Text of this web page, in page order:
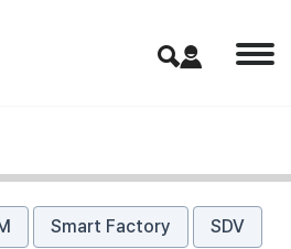
Smart Factory SDV